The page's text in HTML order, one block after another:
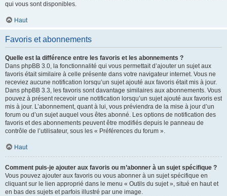
qui vous sont disponibles.
Haut
Favoris et abonnements
Quelle est la différence entre les favoris et les abonnements ?
Dans phpBB 3.0, la fonctionnalité qui vous permettait d’ajouter un sujet aux
favoris était similaire à celle présente dans votre navigateur internet. Vous ne
receviez aucune notification lorsqu’un sujet ajouté aux favoris était mis à jour.
Dans phpBB 3.3, les favoris sont davantage similaires aux abonnements. Vous
pouvez à présent recevoir une notification lorsqu’un sujet ajouté aux favoris est
mis à jour. L’abonnement, quant à lui, vous préviendra de la mise à jour d’un
forum ou d’un sujet auquel vous êtes abonné. Les options de notification des
favoris et des abonnements peuvent être modifiés depuis le panneau de
contrôle de l’utilisateur, sous les « Préférences du forum ».
Haut
Comment puis-je ajouter aux favoris ou m’abonner à un sujet spécifique ?
Vous pouvez ajouter aux favoris ou vous abonner à un sujet spécifique en
cliquant sur le lien approprié dans le menu « Outils du sujet », situé en haut et
en bas des sujets et parfois illustré par une image.